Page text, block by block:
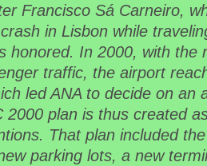
Francisco Sá Carneiro,
in Lisbon while
honored. In 2000, with the
traffic, the airport
led ANA to decide on an
2000 plan is thus created
That plan included
parking lots, a new